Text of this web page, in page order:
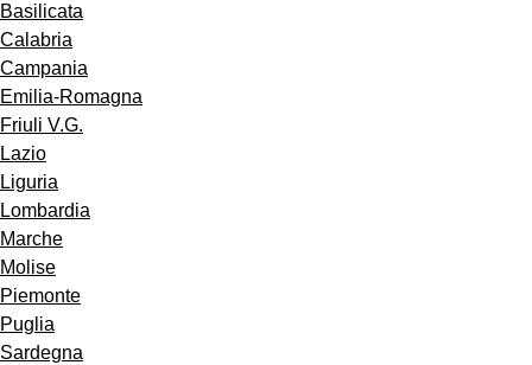
Basilicata
Calabria
Campania
Emilia-Romagna
Friuli V.G.
Lazio
Liguria
Lombardia
Marche
Molise
Piemonte
Puglia
Sardegna